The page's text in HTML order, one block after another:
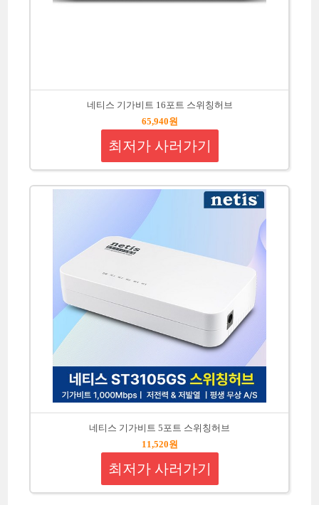
네티스 기가비트 16포트 스위칭허브
65,940원
최저가 사러가기
네티스 기가비트 5포트 스위칭허브
11,520원
최저가 사러가기